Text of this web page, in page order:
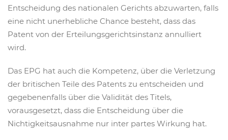
Entscheidung des nationalen Gerichts abzuwarten, falls
eine nicht unerhebliche Chance besteht, dass das
Patent von der Erteilungsgerichtsinstanz annulliert
wird.
Das EPG hat auch die Kompetenz, über die Verletzung
der britischen Teile des Patents zu entscheiden und
gegebenenfalls über die Validität des Titels,
vorausgesetzt, dass die Entscheidung über die
Nichtigkeitsausnahme nur inter partes Wirkung hat.